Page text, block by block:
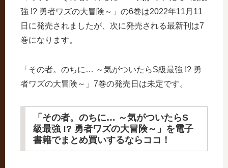
強 !? 勇者ワズの大冒険～」の6巻は2022年11月11
日に発売されましたが、次に発売される最新刊は7
巻になります。
「その者。のちに… ～気がついたらS級最強 !? 勇
者ワズの大冒険～」7巻の発売日は未定です。
「その者。のちに… ～気がついたらS
級最強 !? 勇者ワズの大冒険～」を電子
書籍でまとめ買いするならココ！